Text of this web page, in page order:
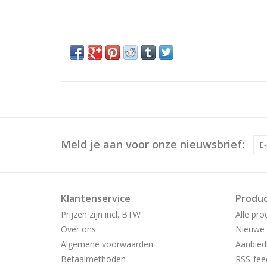
Meld je aan voor onze nieuwsbrief:
Klantenservice
Prijzen zijn incl. BTW
Over ons
Algemene voorwaarden
Betaalmethoden
Alle
RSS-